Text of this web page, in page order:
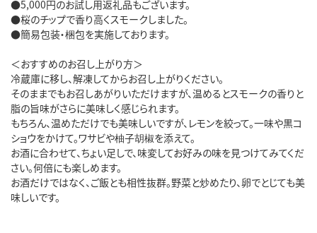
●5,000円のお試し用返礼品もございます。
●桜のチップで香り高くスモークしました。
●簡易包装・梱包を実施しております。
＜おすすめのお召し上がり方＞
冷蔵庫に移し、解凍してからお召し上がりください。
そのままでもお召しあがりいただけますが、温めるとスモークの香りと
脂の旨味がさらに美味しく感じられます。
もちろん、温めただけでも美味しいですが、レモンを絞って。一味や黒コ
ショウをかけて。ワサビや柚子胡椒を添えて。
お酒に合わせて、ちょい足しで、味変してお好みの味を見つけてみてくだ
さい。何倍にも楽しめます。
お酒だけではなく、ご飯とも相性抜群。野菜と炒めたり、卵でとじても美
味しいです。